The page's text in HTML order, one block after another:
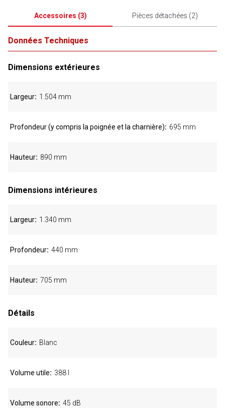
Accessoires (3) Pièces détachées (2)
Données Techniques
Dimensions extérieures
Largeur 1.504 mm
Profondeur (y compris la poignée et la charnière) 695 mm
Hauteur 890 mm
Dimensions intérieures
Largeur 1.340 mm
Profondeur 440 mm
Hauteur 705 mm
Détails
Couleur Blanc
Volume utile 388 l
Volume sonore 45 dB